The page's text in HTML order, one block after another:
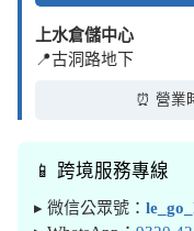
上水倉儲中心
📍古洞路地下
⏰ 營業
📱 跨境服務專線
▸ 微信公眾號：